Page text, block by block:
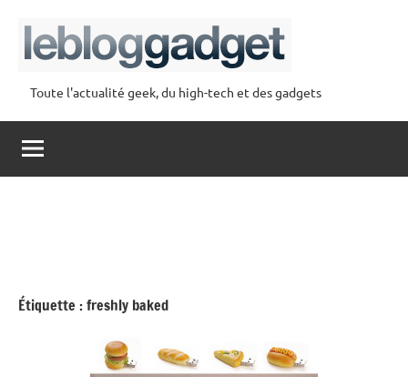
contenu
lebloggadget
Toute l'actualité geek, du high-tech et des gadgets
Étiquette :freshly baked